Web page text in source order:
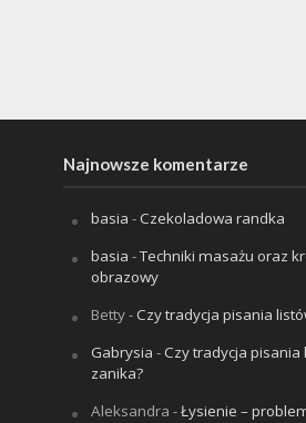
Najnowsze komentarze
basia -Czekoladowa randka
basia -Techniki masażu oraz
obrazowy
Betty-Czy tradycja pisania
Gabrysia -Czy tradycja pisania
zanika?
Aleksandra -Łysienie –